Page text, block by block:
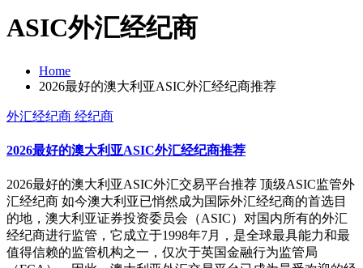
ASIC外汇经纪商
Home
2026最好的澳大利亚ASIC外汇经纪商推荐
外汇经纪商 经纪商
2026最好的澳大利亚ASIC外汇经纪商推荐
2026最好的澳大利亚ASIC外汇交易平台推荐 顶级ASIC监管外
汇经纪商 如今澳大利亚已悄然成为国际外汇经纪商的首选目
的地，澳大利亚证券投资委员会（ASIC）对国内所有的外汇
经纪商进行监管，它成立于1998年7月，是全球最具能力和最
值得信赖的监管机构之一，仅次于英国金融行为监管局